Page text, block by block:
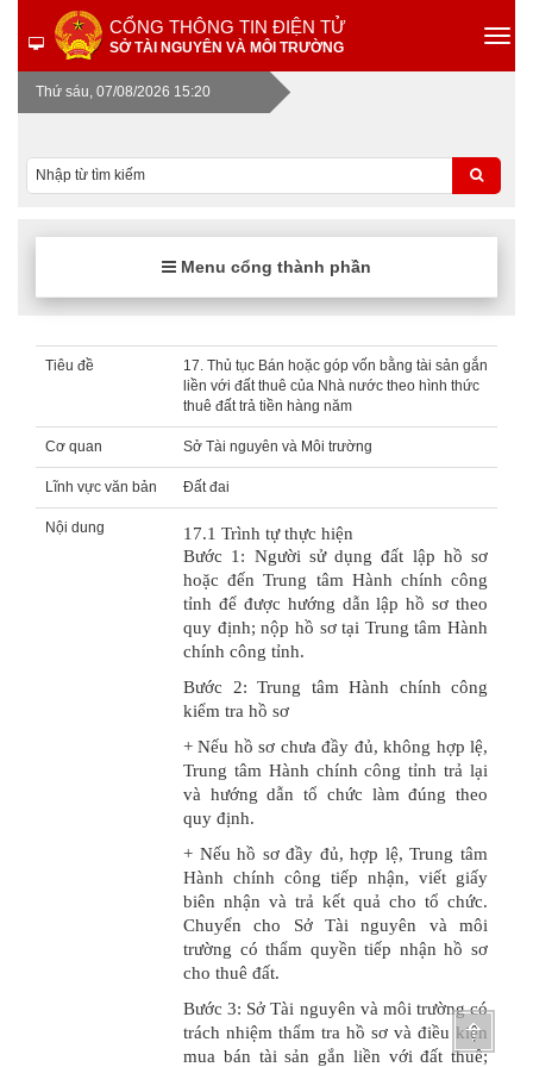
CỔNG THÔNG TIN ĐIỆN TỬ
SỞ TÀI NGUYÊN VÀ MÔI TRƯỜNG
Thứ sáu, 07/08/2026 15:20
Menu cổng thành phần
Tiêu đề
17. Thủ tục Bán hoặc góp vốn bằng tài sản gắn
liền với đất thuê của Nhà nước theo hình thức
thuê đất trả tiền hàng năm
Cơ quan Sở Tài nguyên và Môi trường
Lĩnh vực văn bản Đất đai
Nội dung
17.1 Trình tự thực hiện
Bước 1: Người sử dụng đất lập hồ sơ
hoặc đến Trung tâm Hành chính công
tỉnh để được hướng dẫn lập hồ sơ theo
quy định; nộp hồ sơ tại Trung tâm Hành
chính công tỉnh.
Bước 2: Trung tâm Hành chính công
kiểm tra hồ sơ
+ Nếu hồ sơ chưa đầy đủ, không hợp lệ,
Trung tâm Hành chính công tỉnh trả lại
và hướng dẫn tổ chức làm đúng theo
quy định.
+ Nếu hồ sơ đầy đủ, hợp lệ, Trung tâm
Hành chính công tiếp nhận, viết giấy
biên nhận và trả kết quả cho tổ chức.
Chuyển cho Sở Tài nguyên và môi
trường có thẩm quyền tiếp nhận hồ sơ
cho thuê đất.
Bước 3: Sở Tài nguyên và môi trường có
trách nhiệm thẩm tra hồ sơ và điều kiện
mua bán tài sản gắn liền với đất thuê;